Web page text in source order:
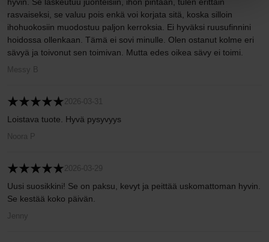
rasvaiseksi, se valuu pois enkä voi korjata sitä, koska silloin
ihohuokosiin muodostuu paljon kerroksia. Ei hyväksi ruusufinnini
hoidossa ollenkaan. Tämä ei sovi minulle. Olen ostanut kolme eri
sävyä ja toivonut sen toimivan. Mutta edes oikea sävy ei toimi.
Messy B
2026-03-31
Loistava tuote. Hyvä pysyvyys
Noora P
2026-03-29
Uusi suosikkini! Se on paksu, kevyt ja peittää uskomattoman hyvin.
Se kestää koko päivän.
Jenny